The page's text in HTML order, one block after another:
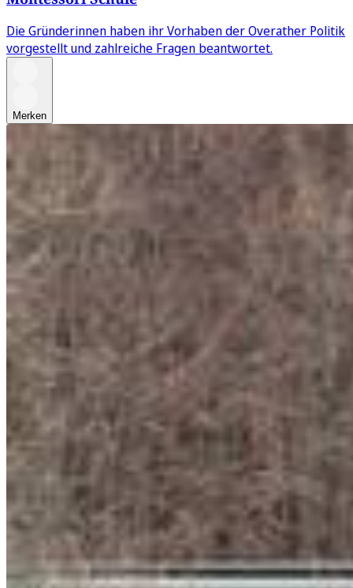
Die Gründerinnen haben ihr Vorhaben der Overather Politik
vorgestellt und zahlreiche Fragen beantwortet.
Merken